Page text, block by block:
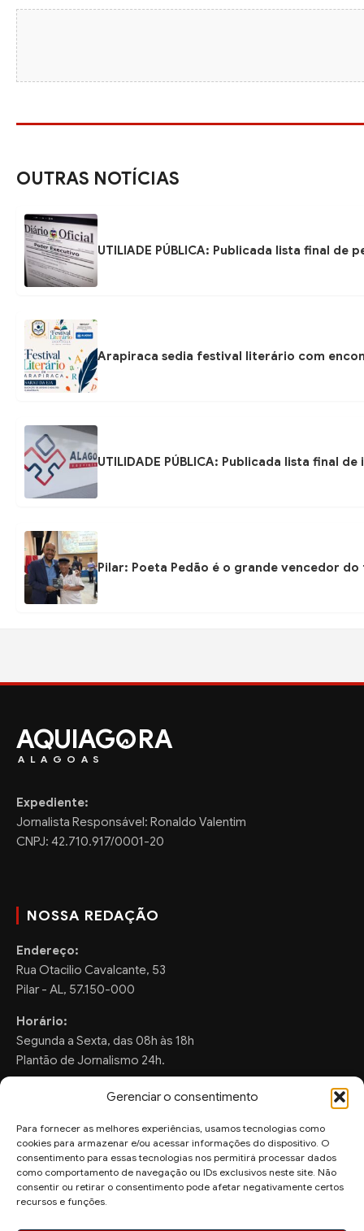
Gerenciar o consentimento
Para fornecer as melhores experiências, usamos tecnologias como
cookies para armazenar e/ou acessar informações do dispositivo. O
consentimento para essas tecnologias nos permitirá processar dados
como comportamento de navegação ou IDs exclusivos neste site. Não
consentir ou retirar o consentimento pode afetar negativamente certos
recursos e funções.
OUTRAS NOTÍCIAS
UTILIADE PÚBLICA: Publicada lista final
Arapiraca sedia festival literário com
UTILIDADE PÚBLICA: Publicada lista final
Pilar: Poeta Pedão é o grande vencedor
AQUIAG RA
ALAGOAS
Expediente:
Jornalista Responsável: Ronaldo Valentim
CNPJ: 42.710.917/0001-20
NOSSA REDAÇÃO
Endereço:
Rua Otacilio Cavalcante, 53
Pilar - AL, 57.150-000
Horário:
Segunda a Sexta, das 08h às 18h
Plantão de Jornalismo 24h.
FALE CONOSCO
Sugestões de Pauta:
ronaldo.valentim150@gmail.com